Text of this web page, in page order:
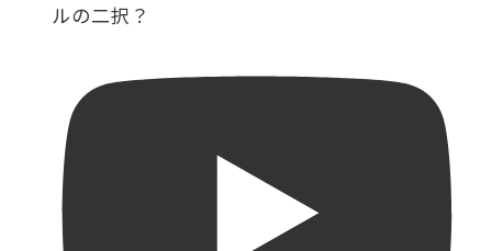
ルの二択？